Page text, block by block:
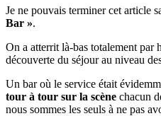
Je ne pouvais terminer cet article
Bar ».
On a atterrit là-bas totalement par
découverte du séjour au niveau
Un bar où le service était
tour à tour sur la scène chacun
nous sommes les seuls à ne pas